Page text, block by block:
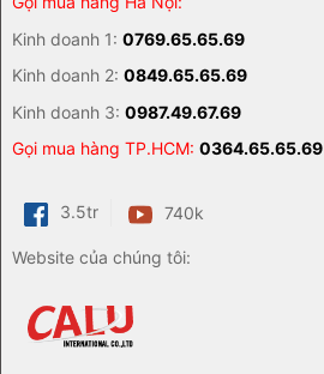
Kinh doanh 1: 0769.65.65.69
Kinh doanh 2: 0849.65.65.69
Kinh doanh 3: 0987.49.67.69
Gọi mua hàng TP.HCM: 0364.65.65.69
3.5tr 740k
Website của chúng tôi: